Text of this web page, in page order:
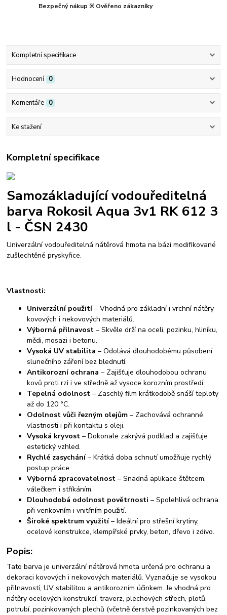
Bezpečný nákup ※ Ověřeno zákazníky
Kompletní specifikace
Hodnocení 0
Komentáře 0
Ke stažení
Kompletní specifikace
Samozákladující vodouředitelná
barva Rokosil Aqua 3v1 RK 612 3
l - ČSN 2430
Univerzální vodouředitelná nátěrová hmota na bázi modifikované
zušlechtěné pryskyřice.
Vlastnosti:
Univerzální použití– Vhodná pro základní i vrchní nátěry
kovových i nekovových materiálů.
Výborná přilnavost – Skvěle drží na oceli, pozinku, hliníku,
mědi, mosazi i betonu.
Vysoká UV stabilita – Odolává dlouhodobému působení
slunečního záření bez blednutí.
Antikorozní ochrana – Zajišťuje dlouhodobou ochranu
kovů proti rzi i ve středně až vysoce korozním prostředí.
Tepelná odolnost – Zaschlý film krátkodobě snáší teploty
až do 120 °C.
Odolnost vůči řezným olejům – Zachovává ochranné
vlastnosti i při kontaktu s oleji.
Vysoká kryvost – Dokonale zakrývá podklad a zajišťuje
estetický vzhled.
Rychlé zasychání– Krátká doba schnutí umožňuje rychlý
postup práce.
Výborná zpracovatelnost – Snadná aplikace štětcem,
válečkem i stříkáním.
Dlouhodobá odolnost povětrnosti – Spolehlivá ochrana
při venkovním i vnitřním použití.
Široké spektrum využití– Ideální pro střešní krytiny,
ocelové konstrukce, klempířské prvky, beton, dřevo i zdivo.
Popis:
Tato barva je univerzální nátěrová hmota určená pro ochranu a
dekoraci kovových i nekovových materiálů. Vyznačuje se vysokou
přilnavostí, UV stabilitou a antikorozním účinkem. Je vhodná pro
nátěry ocelových konstrukcí, traverz, plechových střech, plotů,
potrubí, pozinkovaných plechů (včetně čerstvě pozinkovaných bez